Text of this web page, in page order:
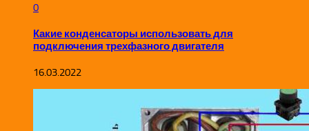
0
Какие конденсаторы использовать для
подключения трехфазного двигателя
16.03.2022